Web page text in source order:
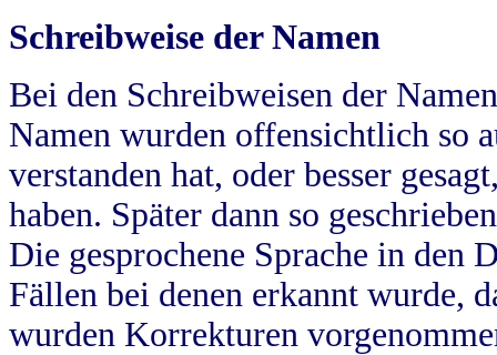
Schreibweise der Namen
Bei den Schreibweisen der
Namen wurden offensichtlich so
verstanden hat, oder besser
haben. Später dann so
Die gesprochene Sprache in
Fällen bei denen erkannt wurde,
wurden Korrekturen